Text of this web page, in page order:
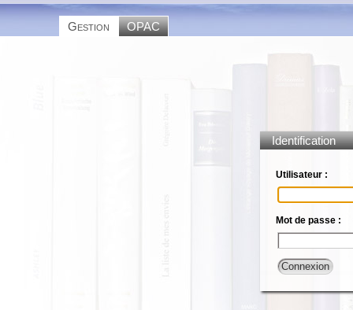
Gestion OPAC
Identification
Utilisateur :
Mot de passe :